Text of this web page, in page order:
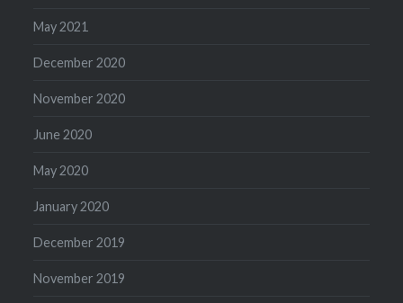
May 2021
December 2020
November 2020
June 2020
May 2020
January 2020
December 2019
November 2019